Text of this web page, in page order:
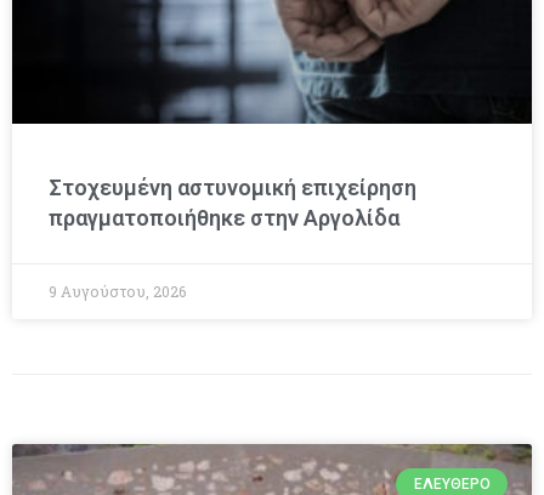
Στοχευμένη αστυνομική επιχείρηση
πραγματοποιήθηκε στην Αργολίδα
9 Αυγούστου, 2026
ΕΛΕΎΘΕΡΟ